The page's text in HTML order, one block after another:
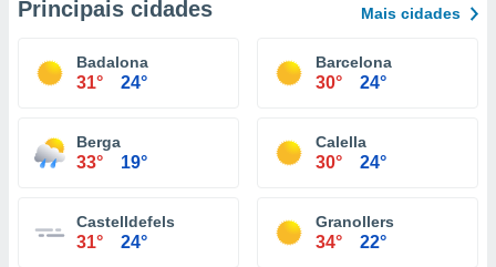
Principais cidades Mais cidades
Badalona
31° 24°
Barcelona
30° 24°
Berga
33° 19°
Calella
30° 24°
Castelldefels
31° 24°
Granollers
34° 22°